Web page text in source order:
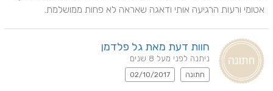
אטומי ורעות הרגיעה אותי ודאגה שאראה לא פחות ממושלמת.
חוות דעת מאת גל פלדמן
ניתנה לפני מעל 8 שנים
חתונה 02/10/2017